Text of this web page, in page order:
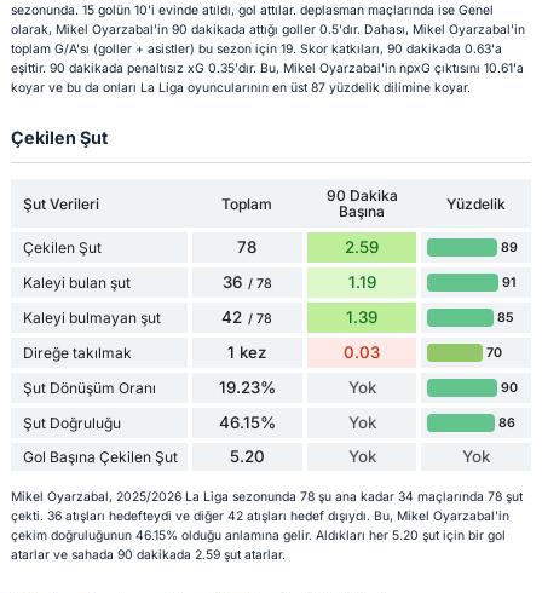
sezonunda. 15 golün 10'i evinde atıldı, gol attılar. deplasman maçlarında ise Genel
olarak, Mikel Oyarzabal'in 90 dakikada attığı goller 0.5'dır. Dahası, Mikel Oyarzabal'in
toplam G/A'sı (goller + asistler) bu sezon için 19. Skor katkıları, 90 dakikada 0.63'a
eşittir. 90 dakikada penaltısız xG 0.35'dır. Bu, Mikel Oyarzabal'in npxG çıktısını 10.61'a
koyar ve bu da onları La Liga oyuncularının en üst 87 yüzdelik dilimine koyar.
Çekilen Şut
Şut Verileri Toplam
90 Dakika
Başına
Yüzdelik
Çekilen Şut 78 2.59 89
Kaleyi bulan şut 36 / 78 1.19 91
Kaleyi bulmayan şut 42 / 78 1.39 85
Direğe takılmak 1 kez 0.03 70
Şut Dönüşüm Oranı 19.23% Yok 90
Şut Doğruluğu 46.15% Yok 86
Gol Başına Çekilen Şut 5.20 Yok Yok
Mikel Oyarzabal, 2025/2026 La Liga sezonunda 78 şu ana kadar 34 maçlarında 78 şut
çekti. 36 atışları hedefteydi ve diğer 42 atışları hedef dışıydı. Bu, Mikel Oyarzabal'in
çekim doğruluğunun 46.15% olduğu anlamına gelir. Aldıkları her 5.20 şut için bir gol
atarlar ve sahada 90 dakikada 2.59 şut atarlar.